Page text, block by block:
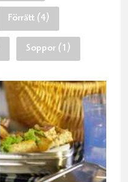
Förrätt (4)
Soppor (1)